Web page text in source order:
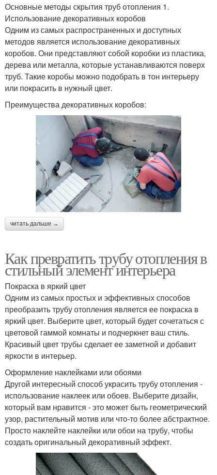
Основные методы скрытия труб отопления 1.
Использование декоративных коробов
Одним из самых распространенных и доступных
методов является использование декоративных
коробов. Они представляют собой коробки из пластика,
дерева или металла, которые устанавливаются поверх
труб. Такие коробы можно подобрать в тон интерьеру
или покрасить в нужный цвет.
Преимущества декоративных коробов:
читать дальше →
Как превратить трубу отопления в
стильный элемент интерьера
Покраска в яркий цвет
Одним из самых простых и эффективных способов
преобразить трубу отопления является ее покраска в
яркий цвет. Выберите цвет, который будет сочетаться с
цветовой гаммой комнаты и подчеркнет ваш стиль.
Красивый цвет трубы сделает ее заметной и добавит
яркости в интерьер.
Оформление наклейками или обоями
Другой интересный способ украсить трубу отопления -
использование наклеек или обоев. Выберите дизайн,
который вам нравится - это может быть геометрический
узор, растительный мотив или что-то более абстрактное.
Просто наклейте наклейки или обои на трубу, чтобы
создать оригинальный декоративный эффект.